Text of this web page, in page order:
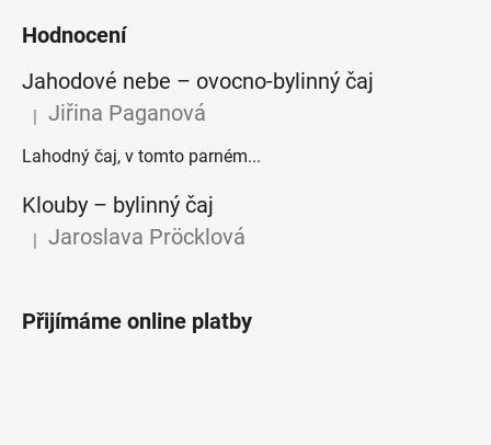
Hodnocení
Jahodové nebe – ovocno-bylinný čaj
Hodnocení produktu je 5 z 5 hvězdiček.
| Jiřina Paganová
Lahodný čaj, v tomto parném...
Klouby –⁠⁠⁠⁠⁠ bylinný čaj
Hodnocení produktu je 5 z 5 hvězdiček.
| Jaroslava Pröcklová
Přijímáme online platby